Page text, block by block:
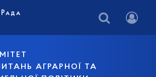
АГРАРНОЇ ТА